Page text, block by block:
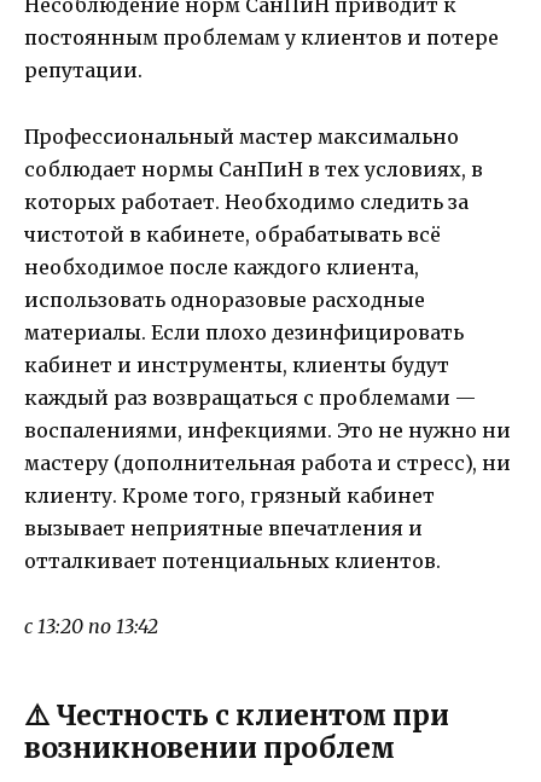
Несоблюдение норм СанПиН приводит к
постоянным проблемам у клиентов и потере
репутации.
Профессиональный мастер максимально
соблюдает нормы СанПиН в тех условиях, в
которых работает. Необходимо следить за
чистотой в кабинете, обрабатывать всё
необходимое после каждого клиента,
использовать одноразовые расходные
материалы. Если плохо дезинфицировать
кабинет и инструменты, клиенты будут
каждый раз возвращаться с проблемами —
воспалениями, инфекциями. Это не нужно ни
мастеру (дополнительная работа и стресс), ни
клиенту. Кроме того, грязный кабинет
вызывает неприятные впечатления и
отталкивает потенциальных клиентов.
с 13:20 по 13:42
⚠️ Честность с клиентом при
возникновении проблем